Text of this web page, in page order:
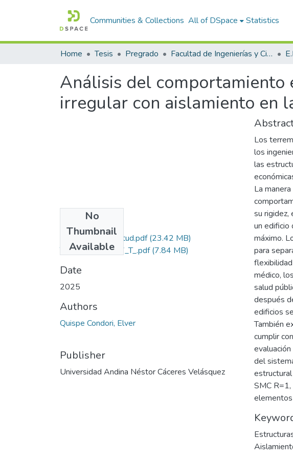
Communities & Collections All of DSpace Statistics
Home Tesis Pregrado Facultad de Ingenierías y Ciencias Puras
Análisis del comportamiento
irregular con aislamiento en
No
Thumbnail
Available
Grado de Similitud.pdf(23.42 MB)
T036_45216237_T_.pdf(7.84 MB)
Date
2025
Authors
Quispe Condori, Elver
Publisher
Universidad Andina Néstor Cáceres Velásquez
Los
los
las
La
su rigidez,
un
máximo.
para
médico,
salud
después
edificios
También
cumplir
del
SMC